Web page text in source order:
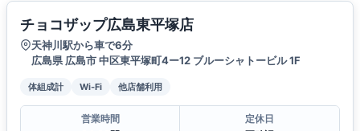
チョコザップ広島東平塚店
天神川駅から車で6分
広島県 広島市 中区東平塚町4ー12 ブルーシャトービル 1F
体組成計 Wi-Fi 他店舗利用
営業時間
定休日